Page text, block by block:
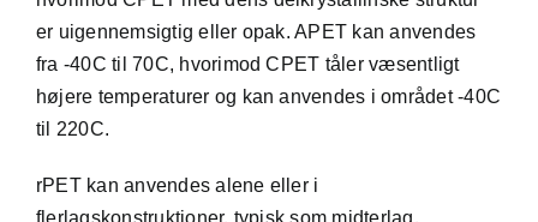
er uigennemsigtig eller opak. APET kan anvendes
fra -40C til 70C, hvorimod CPET tåler væsentligt
højere temperaturer og kan anvendes i området -40C
til 220C.
rPET kan anvendes alene eller i
flerlagskonstruktioner, typisk som midterlag.